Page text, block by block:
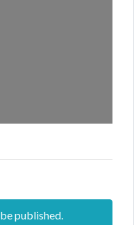
published.